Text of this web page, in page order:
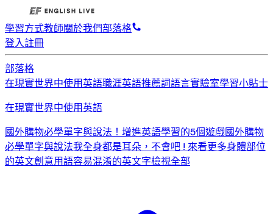
學習方式教師關於我們部落格
登入註冊
部落格
在現實世界中使用英語職涯英語推薦詞語言實驗室學習小貼士
在現實世界中使用英語
國外購物必學單字與說法！ 增進英語學習的5個遊戲國外購物
必學單字與說法我全身都是耳朵，不會吧 ! 來看更多身體部位
的英文創意用語容易混淆的英文字檢視全部